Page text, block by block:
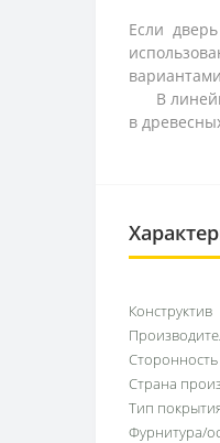
Если
В
в
Конструктив
Сторонность
Страна
Тип
Фурнитура/